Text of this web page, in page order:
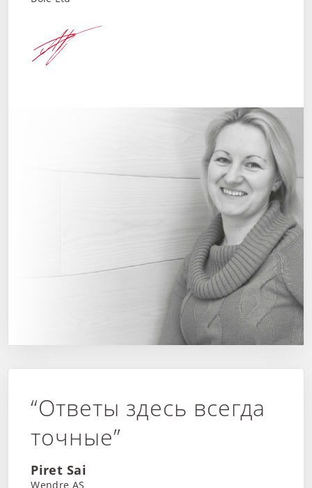
“Ответы здесь всегда
точные”
Piret Sai
Wendre AS